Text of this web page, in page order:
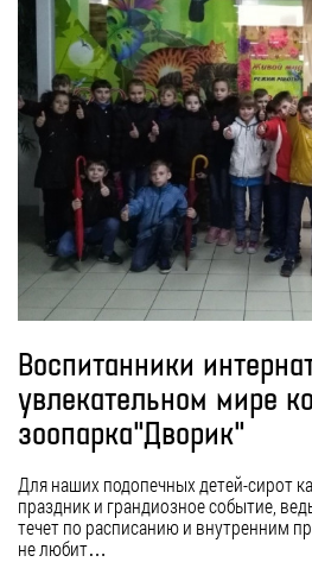
Воспитанники
увлекательном мире
зоопарка"Дворик"
Для наших подопечных детей-сирот
праздник и грандиозное событие,
течет по расписанию и внутренним
не любит…